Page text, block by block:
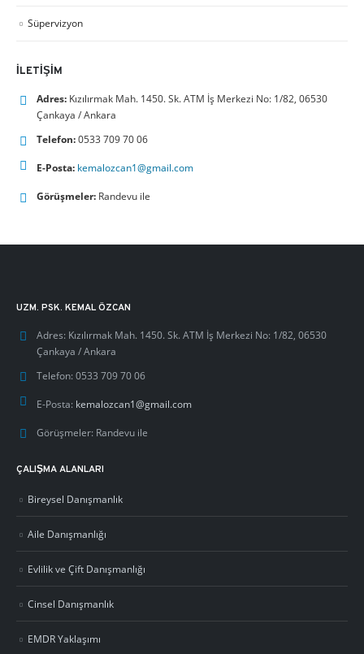
Süpervizyon
İLETIŞIM
Adres: Kızılırmak Mah. 1450. Sk. ATM İş Merkezi No: 1/82, 06530
Çankaya / Ankara
Telefon:0533 709 70 06
E-Posta: kemalozcan1@gmail.com
Görüşmeler: Randevu ile
UZM. PSK. KEMAL ÖZCAN
Adres: Kızılırmak Mah. 1450. Sk. ATM İş Merkezi No: 1/82, 06530
Çankaya / Ankara
Telefon: 0533 709 70 06
E-Posta: kemalozcan1@gmail.com
Görüşmeler: Randevu ile
ÇALIŞMA ALANLARI
Bireysel Danışmanlık
Aile Danışmanlığı
Evlilik ve Çift Danışmanlığı
Cinsel Danışmanlık
EMDR Yaklaşımı